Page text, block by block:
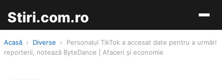
Stiri.com.ro
Acasă › Diverse ›
Personalul TikTok a accesat date pentru a urmări
reporterii, notează ByteDance | Afaceri și economie